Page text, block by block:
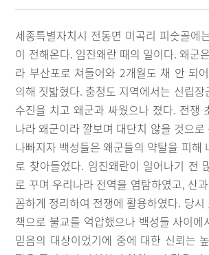
세종특별자치시 전동면 미곡리 피숫골에
이 전해온다. 임진왜란 때의 일이다. 왜군
라 부산포로 쳐들어와 2개월도 채 안 되
의해 짓밟혔다. 충청도 지역에서는 신립장
수진을 치고 왜군과 싸웠으나 졌다. 전쟁
나라 왜군이라 깔보며 대단치 않을 것으로
나빠지자 백성들은 왜군들의 약탈을 피해
로 찾아들었다. 임진왜란이 일어나기 전
로 꾸며 우리나라 전역을 염탐하였고, 산
꼼하게 정리하여 전쟁에 활용하였다. 당시
책으로 불교를 억압했으나 백성들 사이에
믿음의 대상이었기에 중에 대한 신뢰는